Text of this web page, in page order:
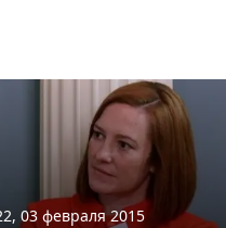
03 февраля 2015